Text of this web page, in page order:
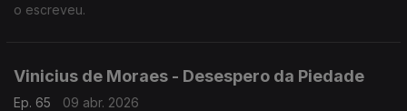
o escreveu.
Vinicius de Moraes - Desespero da Piedade
Ep. 65
09 abr. 2026